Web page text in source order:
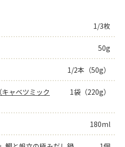
1/3枚
50g
1/2本（50g）
ャベツミック
1袋（220g）
180ml